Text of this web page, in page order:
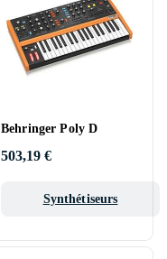
Behringer Poly D
503,19 €
Synthétiseurs